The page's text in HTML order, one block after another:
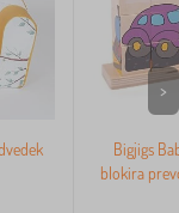
Bigjigs
blokira
>